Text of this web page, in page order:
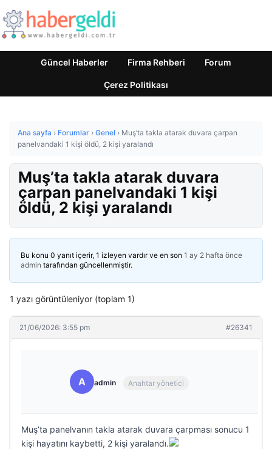
Güncel Haberler Firma Rehberi Forum
Çerez Politikası
Ana sayfa › Forumlar › Genel › Muş’ta takla atarak duvara çarpan
panelvandaki 1 kişi öldü, 2 kişi yaralandı
Muş’ta takla atarak duvara
çarpan panelvandaki 1 kişi
öldü, 2 kişi yaralandı
Bu konu 0 yanıt içerir, 1 izleyen vardır ve en son 1 ay 2 hafta önce
admin tarafından güncellenmiştir.
1 yazı görüntüleniyor (toplam 1)
21/06/2026: 3:55 pm #26341
A admin Anahtar yönetici
Muş’ta panelvanın takla atarak duvara çarpması sonucu 1
kişi hayatını kaybetti, 2 kişi yaralandı.